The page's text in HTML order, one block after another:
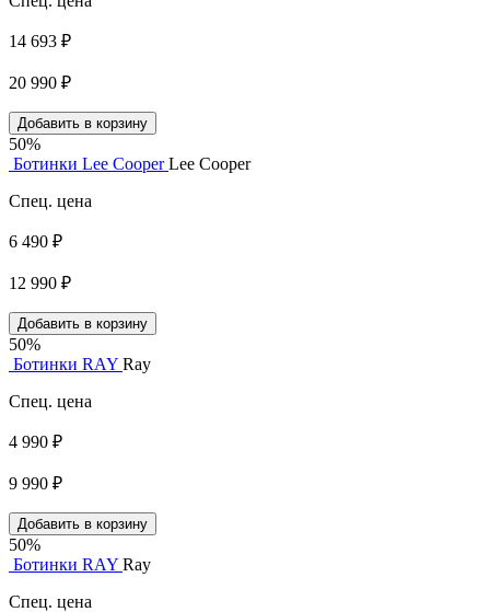
14 693 ₽
20 990 ₽
Добавить в корзину
50%
Ботинки Lee Cooper Lee Cooper
Спец. цена
6 490 ₽
12 990 ₽
Добавить в корзину
50%
Ботинки RAY Ray
Спец. цена
4 990 ₽
9 990 ₽
Добавить в корзину
50%
Ботинки RAY Ray
Спец. цена